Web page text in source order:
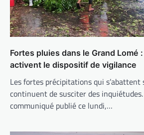
Fortes pluies dans le Grand Lomé
activent le dispositif de vigilance
Les fortes précipitations qui s’abattent
continuent de susciter des
communiqué publié ce lundi,…